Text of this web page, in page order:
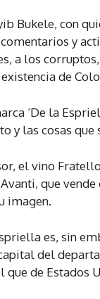
Bukele, con
y
a los
de
‘De la
las cosas que
el vino
que vende
imagen.
es, sin
del
de Estados